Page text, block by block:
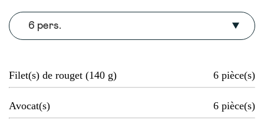
6 pers.
Filet(s) de rouget (140 g) 6 pièce(s)
Avocat(s) 6 pièce(s)